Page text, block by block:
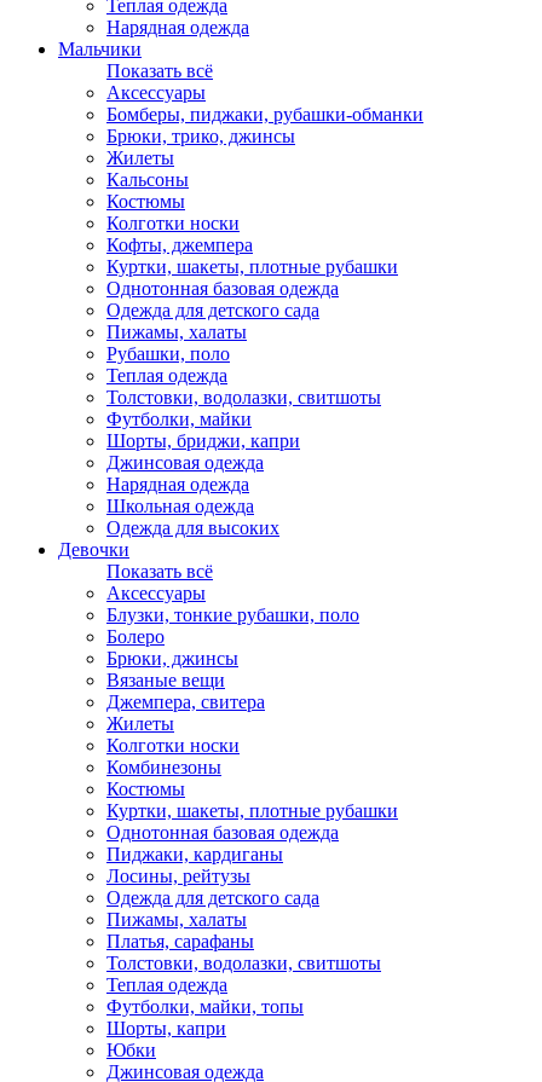
Теплая одежда
Нарядная одежда
Мальчики
Показать всё
Аксессуары
Бомберы, пиджаки, рубашки-обманки
Брюки, трико, джинсы
Жилеты
Кальсоны
Костюмы
Колготки носки
Кофты, джемпера
Куртки, шакеты, плотные рубашки
Однотонная базовая одежда
Одежда для детского сада
Пижамы, халаты
Рубашки, поло
Теплая одежда
Толстовки, водолазки, свитшоты
Футболки, майки
Шорты, бриджи, капри
Джинсовая одежда
Нарядная одежда
Школьная одежда
Одежда для высоких
Девочки
Показать всё
Аксессуары
Блузки, тонкие рубашки, поло
Болеро
Брюки, джинсы
Вязаные вещи
Джемпера, свитера
Жилеты
Колготки носки
Комбинезоны
Костюмы
Куртки, шакеты, плотные рубашки
Однотонная базовая одежда
Пиджаки, кардиганы
Лосины, рейтузы
Одежда для детского сада
Пижамы, халаты
Платья, сарафаны
Толстовки, водолазки, свитшоты
Теплая одежда
Футболки, майки, топы
Шорты, капри
Юбки
Джинсовая одежда